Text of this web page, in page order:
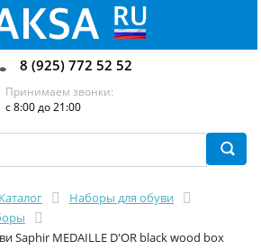
8 (925) 772 52 52
Принимаем звонки:
с 8:00 до 21:00
Каталог
Наборы для обуви
Saphir MEDAILLE D'OR black wood box